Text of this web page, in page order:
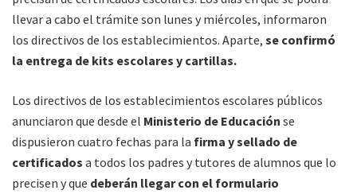
llevar a cabo el trámite son lunes y miércoles, informaron
los directivos de los establecimientos. Aparte, se confirmó
la entrega de kits escolares y cartillas.
Los directivos de los establecimientos escolares públicos
anunciaron que desde el Ministerio de Educación se
dispusieron cuatro fechas para la firma y sellado de
certificados a todos los padres y tutores de alumnos que lo
precisen y que deberán llegar con el formulario